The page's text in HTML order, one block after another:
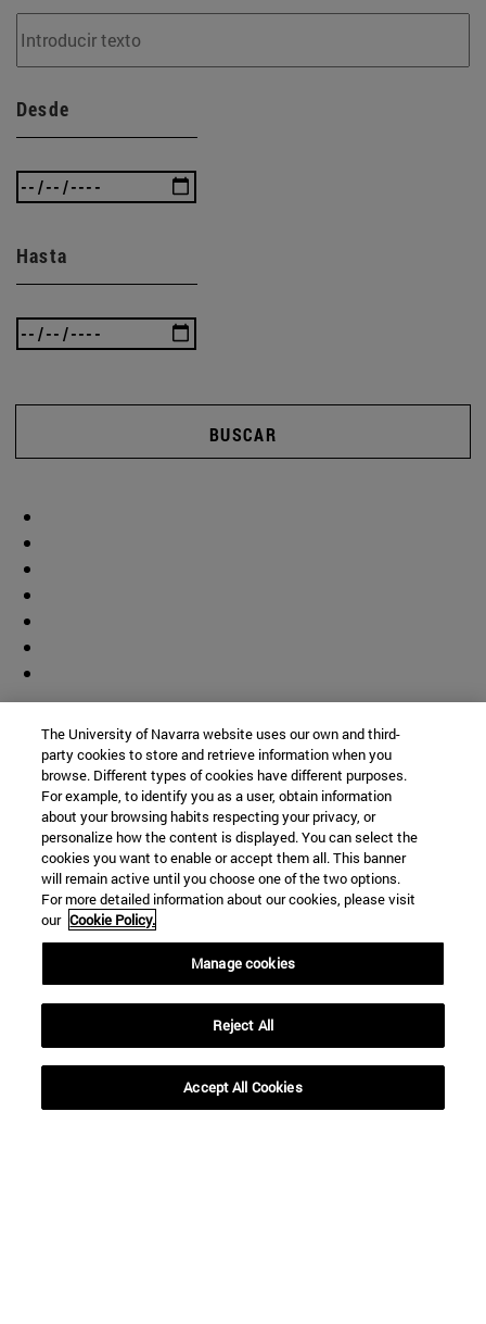
Desde
Hasta
BUSCAR
(abre en nueva ventana)
Mi correo(abre en nueva ventana)
(abre en nueva ventana)
(abre en nueva ventana)
Trabaja con nosotros(abre en nueva ventana)
The University of Navarra website uses our own and third-
party cookies to store and retrieve information when you
browse. Different types of cookies have different purposes.
For example, to identify you as a user, obtain information
about your browsing habits respecting your privacy, or
personalize how the content is displayed. You can select the
cookies you want to enable or accept them all. This banner
will remain active until you choose one of the two options.
For more detailed information about our cookies, please visit
our Cookie Policy.
Manage cookies
Reject All
Accept All Cookies